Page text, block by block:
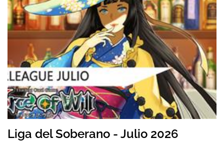
Liga del Soberano - Julio 2026